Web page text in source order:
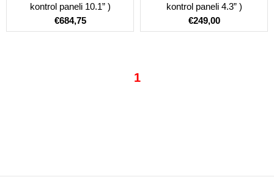
kontrol paneli 10.1” )
€684,75
kontrol paneli 4.3” )
€249,00
1